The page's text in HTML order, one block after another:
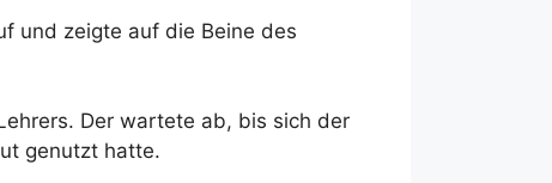
und zeigte auf die Beine des
Der wartete ab, bis sich der
genutzt hatte.